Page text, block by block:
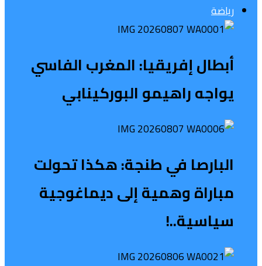
رياضة
أبطال إفريقيا: المغرب الفاسي
يواجه راهيمو البوركينابي
البارصا في طنجة: هكذا تحولت
مباراة وهمية إلى ديماغوجية
سياسية..!